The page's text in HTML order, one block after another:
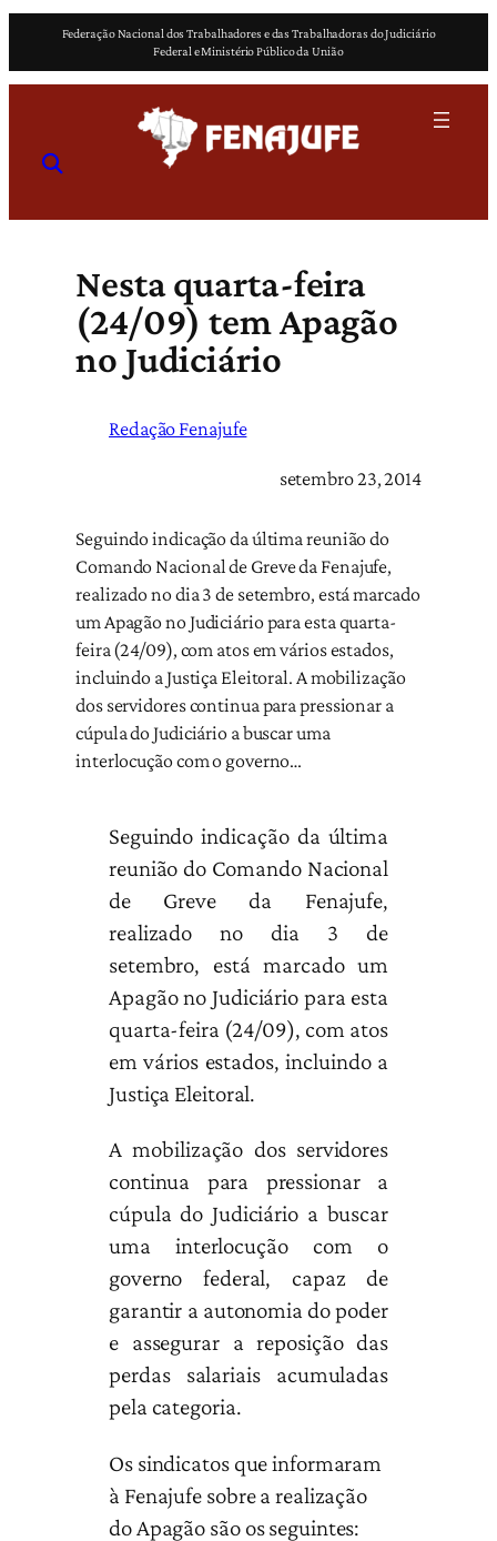
o
Federação Nacional dos Trabalhadores e das Trabalhadoras do Judiciário
Federal e Ministério Público da União
Nesta quarta-feira
(24/09) tem Apagão
no Judiciário
Redação Fenajufe
setembro 23, 2014
Seguindo indicação da última reunião do
Comando Nacional de Greve da Fenajufe,
realizado no dia 3 de setembro, está marcado
um Apagão no Judiciário para esta quarta-
feira (24/09), com atos em vários estados,
incluindo a Justiça Eleitoral. A mobilização
dos servidores continua para pressionar a
cúpula do Judiciário a buscar uma
interlocução com o governo…
Seguindo indicação da última
reunião do Comando Nacional
de Greve da Fenajufe,
realizado no dia 3 de
setembro, está marcado um
Apagão no Judiciário para esta
quarta-feira (24/09), com atos
em vários estados, incluindo a
Justiça Eleitoral.
A mobilização dos servidores
continua para pressionar a
cúpula do Judiciário a buscar
uma interlocução com o
governo federal, capaz de
garantir a autonomia do poder
e assegurar a reposição das
perdas salariais acumuladas
pela categoria.
Os sindicatos que informaram
à Fenajufe sobre a realização
do Apagão são os seguintes: